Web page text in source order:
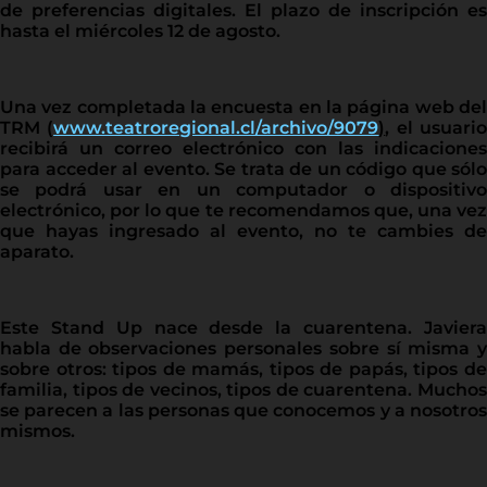
de preferencias digitales. El plazo de inscripción es
hasta el miércoles 12 de agosto.
Una vez completada la encuesta en la página web del
TRM (www.teatroregional.cl/archivo/9079), el usuario
recibirá un correo electrónico con las indicaciones
para acceder al evento. Se trata de un código que sólo
se podrá usar en un computador o dispositivo
electrónico, por lo que te recomendamos que, una vez
que hayas ingresado al evento, no te cambies de
aparato.
Este Stand Up nace desde la cuarentena. Javiera
habla de observaciones personales sobre sí misma y
sobre otros: tipos de mamás, tipos de papás, tipos de
familia, tipos de vecinos, tipos de cuarentena. Muchos
se parecen a las personas que conocemos y a nosotros
mismos.